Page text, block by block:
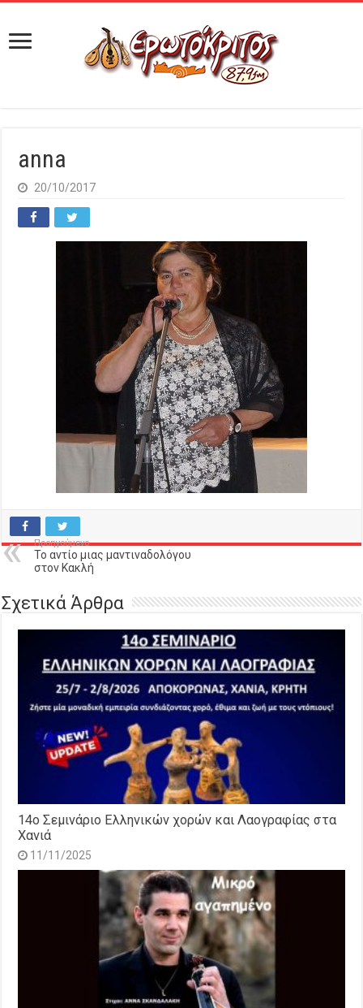
anna
20/10/2017
Προηγούμενο
Το αντίο μιας μαντιναδολόγου
στον Κακλή
Σχετικά Άρθρα
14o Σεμινάριο Ελληνικών χορών και Λαογραφίας στα
Χανιά
11/11/2025